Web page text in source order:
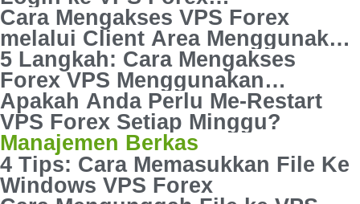
Menggunakan MacOs
Cara Mengakses VPS Forex
melalui Client Area Menggunakan
no-VNC Console
5 Langkah: Cara Mengakses
Forex VPS Menggunakan
TeamViewer
Apakah Anda Perlu Me-Restart
VPS Forex Setiap Minggu?
Manajemen Berkas
4 Tips: Cara Memasukkan File Ke
Windows VPS Forex